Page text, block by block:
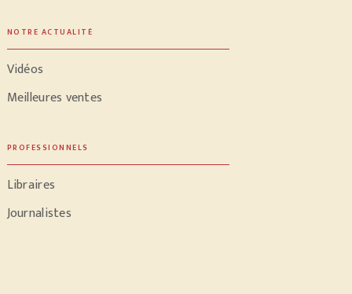
NOTRE ACTUALITÉ
Vidéos
Meilleures ventes
PROFESSIONNELS
Libraires
Journalistes